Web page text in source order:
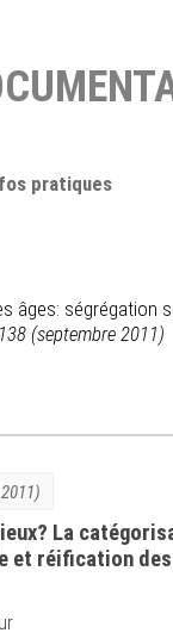
pratiques
âges: ségrégation
(septembre 2011)
La
et réification